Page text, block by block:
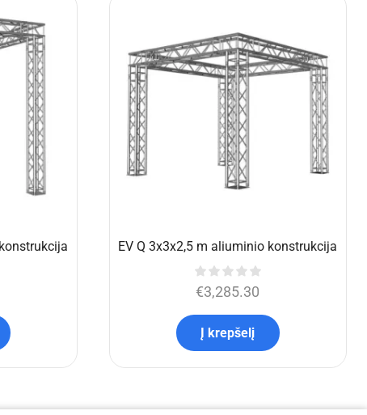
pakylai
Dirigento pakyla 1x1m, su tvorele ir
60cm kojomis
474.77
Į krepšelį